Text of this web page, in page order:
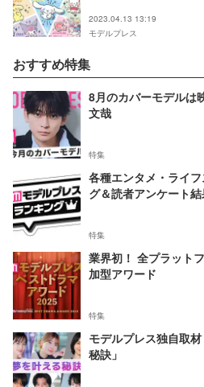
2023.04.13 13:19
モデルプレス
おすすめ特集
8月のカバーモデルは
文哉
特集
各種エンタメ・ライ
グ＆読者アンケート
特集
業界初！ 全プラット
加型アワード
特集
モデルプレス独自取
秘訣」